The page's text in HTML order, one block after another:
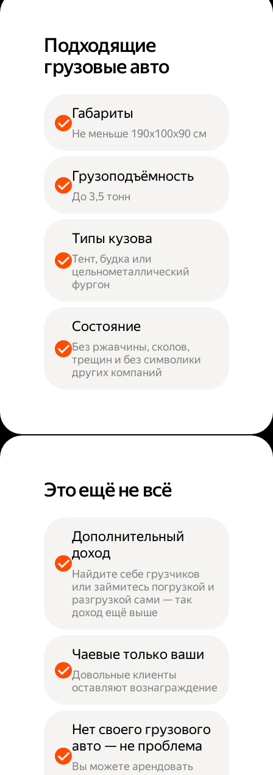
Подходящие
грузовые авто
Габариты
Не меньше 190х100х90 см
Грузоподъёмность
До 3,5 тонн
Типы кузова
Тент, будка или
цельнометаллический
фургон
Состояние
Без ржавчины, сколов,
трещин и без символики
других компаний
Это ещё не всё
Дополнительный
доход
Найдите себе грузчиков
или займитесь погрузкой и
разгрузкой сами — так
доход ещё выше
Чаевые только ваши
Довольные клиенты
оставляют вознаграждение
Нет своего грузового
авто — не проблема
Вы можете арендовать